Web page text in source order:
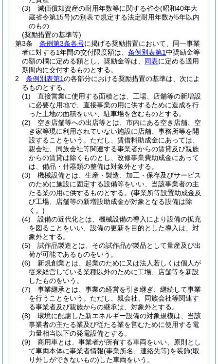
(3)
減価償却資産の耐用年数等に関する省令(昭和40年大
蔵省令第15号)の別表で規定する法定耐用年数が5年以内
のもの
(奨励措置の基準等)
第3条
条例第3条各号に掲げる奨励措置において、同一事業
者に対する1年間の交付限度額は、 条例別表第1中奨励金等
の額の欄に定める額とし、奨励金等は、 同表に定める適用
期間内に交付するものとする。
2
条例別表第1の各部分における奨励措置の基準は、次によ
るものとする。
(1)
直接営業に使用する面積とは、工場、店舗等の新増設
に必要な用地で、直接事業の用に供するために造成を行
った土地の面積をいい、駐車場を含むものとする。
(2)
空き店舗等への出店等とは、市内にある空き店舗、空
き家等現に利用されていない施設に店舗、事務所等を開
設することをいう。 ただし、賃借料助成金にあっては、
親会社、同族会社等関連する事業者からの賃貸及び親族
からの賃貸は除くものとし、改修事業費助成金にあって
は、備品・什器類の整備は対象外とする。
(3)
機械設備とは、生産・製造、加工・保存及びサービス
のために施設に固定する設備等をいい、当該事業者の主
たる業の用に供するものとする。 (事業所等設置助成金及
び工場、店舗等の新増設助成金が対象となる設備は除
く。)
(4)
設備の近代化とは、機械設備の導入により設備の拡充
を図ることをいい、設備の更新を目的とした導入は、対
象外とする。
(5)
試作品製造とは、その試作品が製品として量産及び出
荷が可能であるものをいう。
(6)
新規創業とは、起業のために又は法人若しくは個人が
従来経営している業種以外のために工場、店舗等を新設
したものをいう。
(7)
事業継承とは、事業の経営を引き継ぎ、継続して事業
を行うことをいう。 ただし、親会社、同族会社等関連す
る事業者及び親族からの継承は、対象外とする。
(8)
環境に配慮した新エネルギー設備の対象規模は、当該
事業者の主たる業及び従たる業を営むために使用する電
力量相当以下の発電設備とする。
(9)
商用車とは、事業者が所有する車両をいい、原則とし
て車両本体に事業者情報(事業所名、連絡先等)を装飾(取
り外しができないもの) した車両をいう。